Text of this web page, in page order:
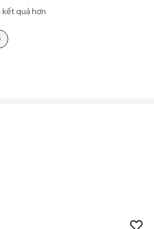
kết quả hơn